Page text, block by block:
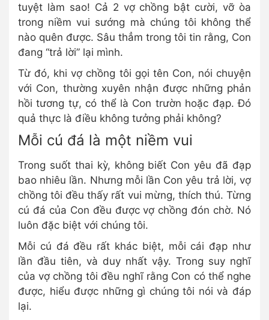
tuyệt làm sao! Cả 2 vợ chồng bật cười, vỡ òa
trong niềm vui sướng mà chúng tôi không thể
nào quên được. Sâu thẳm trong tôi tin rằng, Con
đang “trả lời” lại mình.
Từ đó, khi vợ chồng tôi gọi tên Con, nói chuyện
với Con, thường xuyên nhận được những phản
hồi tương tự, có thể là Con trườn hoặc đạp. Đó
quả thực là điều không tưởng phải không?
Mỗi cú đá là một niềm vui
Trong suốt thai kỳ, không biết Con yêu đã đạp
bao nhiêu lần. Nhưng mỗi lần Con yêu trả lời, vợ
chồng tôi đều thấy rất vui mừng, thích thú. Từng
cú đá của Con đều được vợ chồng đón chờ. Nó
luôn đặc biệt với chúng tôi.
Mỗi cú đá đều rất khác biệt, mỗi cái đạp như
lần đầu tiên, và duy nhất vậy. Trong suy nghĩ
của vợ chồng tôi đều nghĩ rằng Con có thể nghe
được, hiểu được những gì chúng tôi nói và đáp
lại.